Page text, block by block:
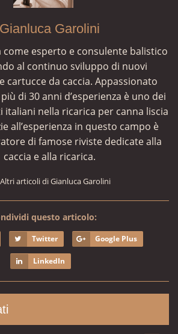
Gianluca Garolini
come esperto e consulente balistico
al continuo sviluppo di nuovi
cartucce da caccia. Appassionato
di 30 anni d’esperienza è uno dei
italiani nella ricarica per canna liscia
all’esperienza in questo campo è
di famose riviste dedicate alla
caccia e alla ricarica.
Altri articoli di Gianluca Garolini
questo articolo:
Twitter Google Plus
LinkedIn